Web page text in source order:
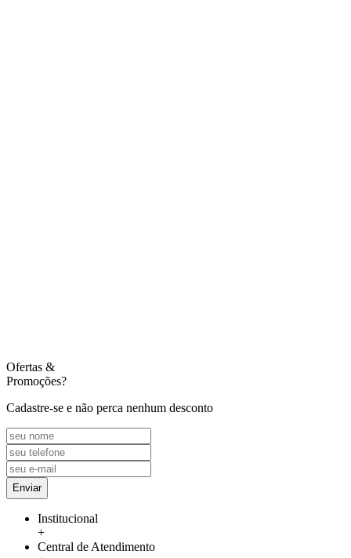
Ofertas &
Promoções?
Cadastre-se e não perca nenhum desconto
Enviar
Institucional
+
Central de Atendimento